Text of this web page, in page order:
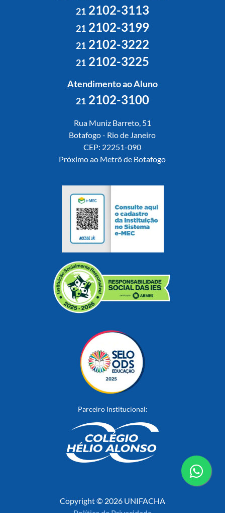
212102-3113
212102-3199
212102-3222
212102-3225
Atendimento ao Aluno
212102-3100
Rua Muniz Barreto, 51
Botafogo - Rio de Janeiro
CEP: 22251-090
Próximo ao Metrô de Botafogo
Parceiro Institucional:
Copyright © 2026 UNIFACHA